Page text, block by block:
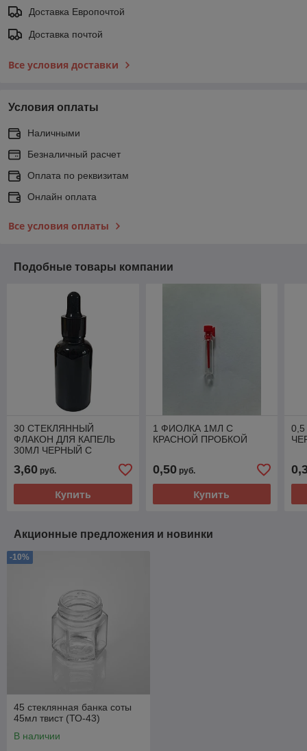
Доставка Европочтой
Доставка почтой
Все условия доставки
Условия оплаты
Наличными
Безналичный расчет
Оплата по реквизитам
Онлайн оплата
Все условия оплаты
Подобные товары компании
30 СТЕКЛЯННЫЙ
ФЛАКОН ДЛЯ КАПЕЛЬ
30МЛ ЧЕРНЫЙ С
3,60 руб.
Купить
1 ФИОЛКА 1МЛ С
КРАСНОЙ ПРОБКОЙ
0,50руб.
Купить
Акционные предложения и новинки
-10%
45 стеклянная банка соты
45мл твист (ТО-43)
В наличии